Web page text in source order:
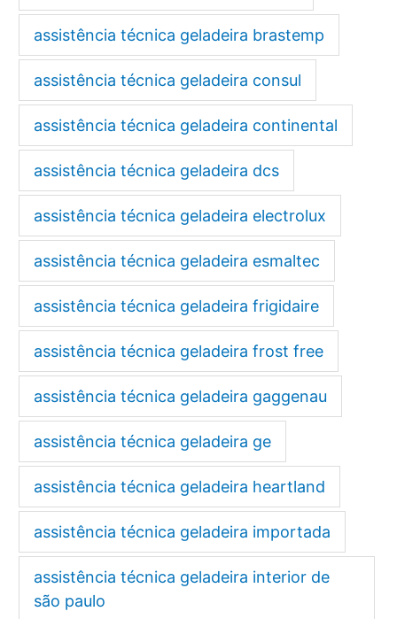
assistência técnica geladeira brastemp
assistência técnica geladeira consul
assistência técnica geladeira continental
assistência técnica geladeira dcs
assistência técnica geladeira electrolux
assistência técnica geladeira esmaltec
assistência técnica geladeira frigidaire
assistência técnica geladeira frost free
assistência técnica geladeira gaggenau
assistência técnica geladeira ge
assistência técnica geladeira heartland
assistência técnica geladeira importada
assistência técnica geladeira interior de
são paulo